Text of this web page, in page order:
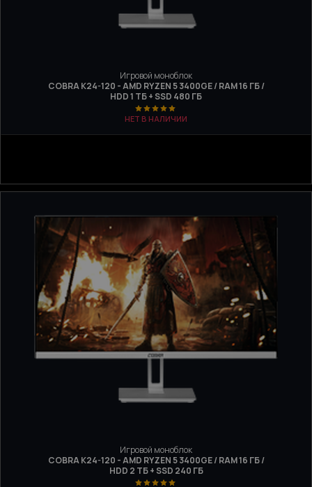
Игровой моноблок
COBRA K24-120 - AMD RYZEN 5 3400GE / RAM 16 ГБ /
HDD 1 ТБ + SSD 480 ГБ
НЕТ В НАЛИЧИИ
Игровой моноблок
COBRA K24-120 - AMD RYZEN 5 3400GE / RAM 16 ГБ /
HDD 2 ТБ + SSD 240 ГБ